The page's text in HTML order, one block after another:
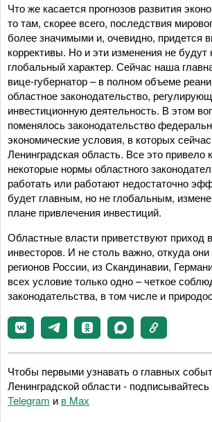
Что же касается прогнозов развития
то там, скорее всего, последствия
более значимыми и, очевидно, придется
коррективы. Но и эти изменения не будут
глобальный характер. Сейчас наша
вице-губернатор – в полном объеме
областное законодательство,
инвестиционную деятельность. В этом
поменялось законодательство
экономические условия, в которых
Ленинградская область. Все это привело
некоторые нормы областного
работать или работают недостаточно
будет главным, но не глобальным,
плане привлечения инвестиций.
Областные власти приветствуют приход
инвесторов. И не столь важно, откуда
регионов России, из Скандинавии,
всех условие только одно – четкое
законодательства, в том числе и
Чтобы первыми узнавать о главных
Ленинградской области - подписывайтесь
Telegram и в Maх